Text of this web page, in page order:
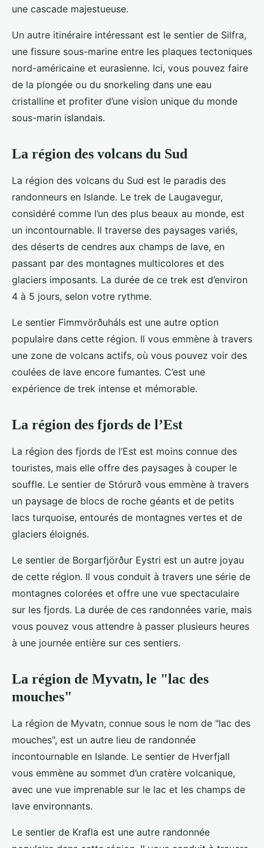
une cascade majestueuse.
Un autre itinéraire intéressant est le sentier de Silfra,
une fissure sous-marine entre les plaques tectoniques
nord-américaine et eurasienne. Ici, vous pouvez faire
de la plongée ou du snorkeling dans une eau
cristalline et profiter d’une vision unique du monde
sous-marin islandais.
La région des volcans du Sud
La région des volcans du Sud est le paradis des
randonneurs en Islande. Le trek de Laugavegur,
considéré comme l’un des plus beaux au monde, est
un incontournable. Il traverse des paysages variés,
des déserts de cendres aux champs de lave, en
passant par des montagnes multicolores et des
glaciers imposants. La durée de ce trek est d’environ
4 à 5 jours, selon votre rythme.
Le sentier Fimmvörðuháls est une autre option
populaire dans cette région. Il vous emmène à travers
une zone de volcans actifs, où vous pouvez voir des
coulées de lave encore fumantes. C’est une
expérience de trek intense et mémorable.
La région des fjords de l’Est
La région des fjords de l’Est est moins connue des
touristes, mais elle offre des paysages à couper le
souffle. Le sentier de Stórurð vous emmène à travers
un paysage de blocs de roche géants et de petits
lacs turquoise, entourés de montagnes vertes et de
glaciers éloignés.
Le sentier de Borgarfjörður Eystri est un autre joyau
de cette région. Il vous conduit à travers une série de
montagnes colorées et offre une vue spectaculaire
sur les fjords. La durée de ces randonnées varie, mais
vous pouvez vous attendre à passer plusieurs heures
à une journée entière sur ces sentiers.
La région de Myvatn, le "lac des
mouches"
La région de Myvatn, connue sous le nom de "lac des
mouches", est un autre lieu de randonnée
incontournable en Islande. Le sentier de Hverfjall
vous emmène au sommet d’un cratère volcanique,
avec une vue imprenable sur le lac et les champs de
lave environnants.
Le sentier de Krafla est une autre randonnée